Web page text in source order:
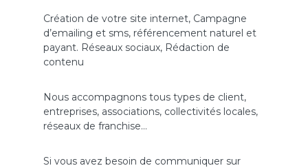
Création de votre site internet, Campagne
d’emailing et sms, référencement naturel et
payant. Réseaux sociaux, Rédaction de
contenu
Nous accompagnons tous types de client,
entreprises, associations, collectivités locales,
réseaux de franchise…
Si vous avez besoin de communiquer sur